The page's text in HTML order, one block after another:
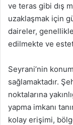
ve teras gibi dış
uzaklaşmak için
daireler,
edilmekte ve
Seyrani’nin
sağlamaktadır.
noktalarına
yapma imkanı
kolay erişimi,